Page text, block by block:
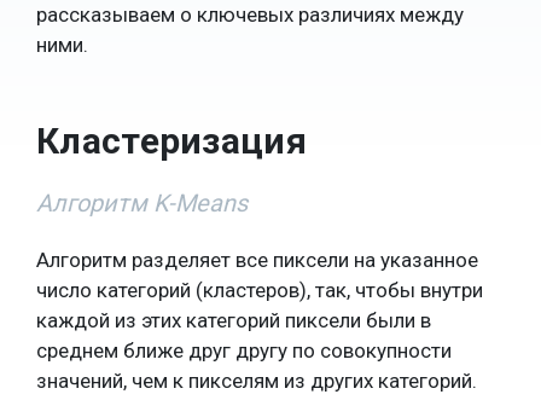
рассказываем о ключевых различиях между
ними.
Кластеризация
Алгоритм K-Means
Алгоритм разделяет все пиксели на указанное
число категорий (кластеров), так, чтобы внутри
каждой из этих категорий пиксели были в
среднем ближе друг другу по совокупности
значений, чем к пикселям из других категорий.